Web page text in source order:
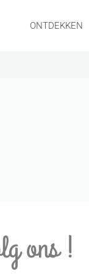
ONTDEKKEN
ons !